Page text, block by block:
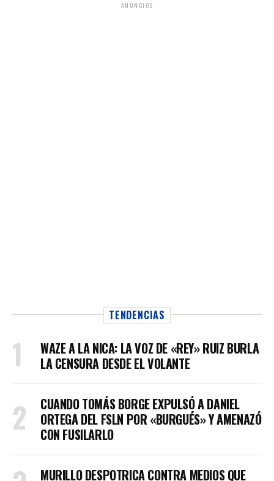
ANUNCIOS
TENDENCIAS
WAZE A LA NICA: LA VOZ DE «REY» RUIZ BURLA
LA CENSURA DESDE EL VOLANTE
CUANDO TOMÁS BORGE EXPULSÓ A DANIEL
ORTEGA DEL FSLN POR «BURGUÉS» Y AMENAZÓ
CON FUSILARLO
MURILLO DESPOTRICA CONTRA MEDIOS QUE